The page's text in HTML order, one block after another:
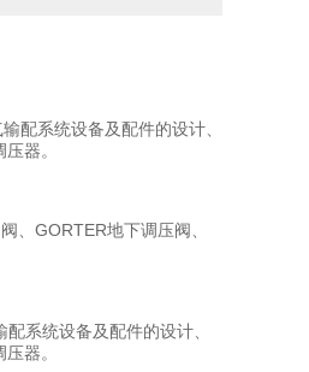
配系统设备及配件的设计、
器。
、GORTER地下调压阀、
系统设备及配件的设计、
器。